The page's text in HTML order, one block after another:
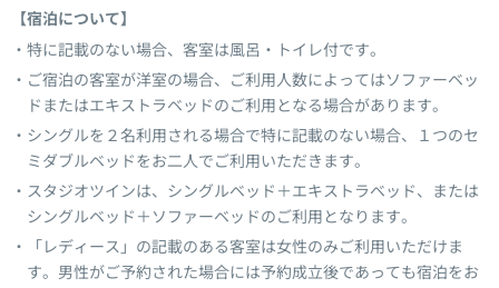
【宿泊について】
特に記載のない場合、客室は風呂・トイレ付です。
ご宿泊の客室が洋室の場合、ご利用人数によってはソファーベッ
ドまたはエキストラベッドのご利用となる場合があります。
シングルを２名利用される場合で特に記載のない場合、１つのセ
ミダブルベッドをお二人でご利用いただきます。
スタジオツインは、シングルベッド＋エキストラベッド、または
シングルベッド＋ソファーベッドのご利用となります。
「レディース」の記載のある客室は女性のみご利用いただけま
す。男性がご予約された場合には予約成立後であっても宿泊をお